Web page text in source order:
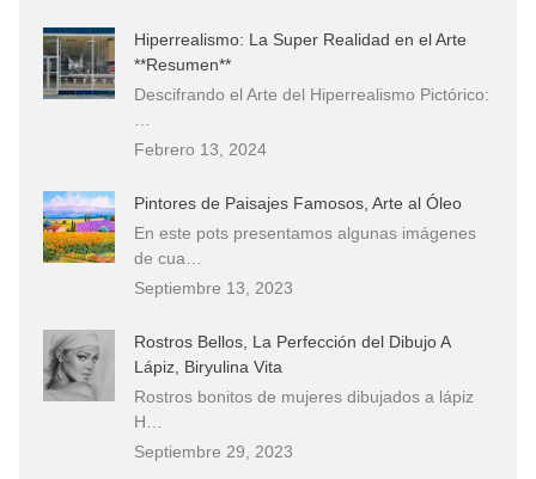
Hiperrealismo: La Super Realidad en el Arte
**Resumen**
Descifrando el Arte del Hiperrealismo Pictórico:
Febrero 13, 2024
Pintores de Paisajes Famosos, Arte al Óleo
En este pots presentamos algunas imágenes
de cua…
Septiembre 13, 2023
Rostros Bellos, La Perfección del Dibujo A
Lápiz, Biryulina Vita
Rostros bonitos de mujeres dibujados a lápiz
H…
Septiembre 29, 2023